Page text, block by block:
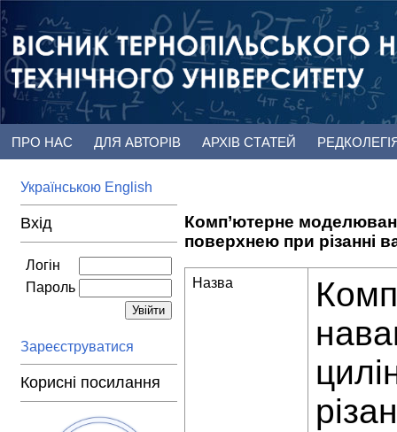
ПРО НАС ДЛЯ АВТОРІВ АРХІВ СТАТЕЙ
Українською English
Вхід
Логін
Пароль
Зареєструватися
Корисні посилання
Комп’ютерне
поверхнею при різанні
Назва